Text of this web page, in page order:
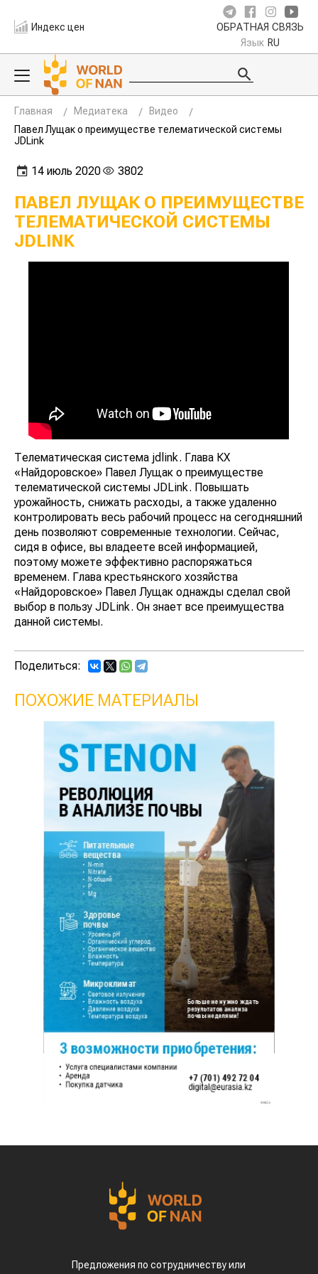
Индекс цен ОБРАТНАЯ СВЯЗЬ
Язык RU
Главная Медиатека
Видео
Павел Лущак о преимуществе телематической системы
JDLink
14 июль 2020 3802
ПАВЕЛ ЛУЩАК О ПРЕИМУЩЕСТВЕ
ТЕЛЕМАТИЧЕСКОЙ СИСТЕМЫ
JDLINK
Телематическая система jdlink. Глава КХ
«Найдоровское» Павел Лущак о преимуществе
телематической системы JDLink. Повышать
урожайность, снижать расходы, а также удаленно
контролировать весь рабочий процесс на сегодняшний
день позволяют современные технологии. Сейчас,
сидя в офисе, вы владеете всей информацией,
поэтому можете эффективно распоряжаться
временем. Глава крестьянского хозяйства
«Найдоровское» Павел Лущак однажды сделал свой
выбор в пользу JDLink. Он знает все преимущества
данной системы.
Поделиться:
ПОХОЖИЕ МАТЕРИАЛЫ
Предложения по сотрудничеству или